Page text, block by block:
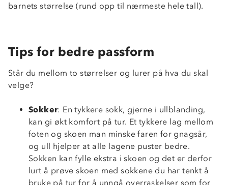
barnets størrelse (rund opp til nærmeste hele tall).
Tips for bedre passform
Står du mellom to størrelser og lurer på hva du skal
velge?
Sokker: En tykkere sokk, gjerne i ullblanding,
kan gi økt komfort på tur. Et tykkere lag mellom
foten og skoen man minske faren for gnagsår,
og ull hjelper at alle lagene puster bedre.
Sokken kan fylle ekstra i skoen og det er derfor
lurt å prøve skoen med sokkene du har tenkt å
bruke på tur for å unngå overraskelser som for